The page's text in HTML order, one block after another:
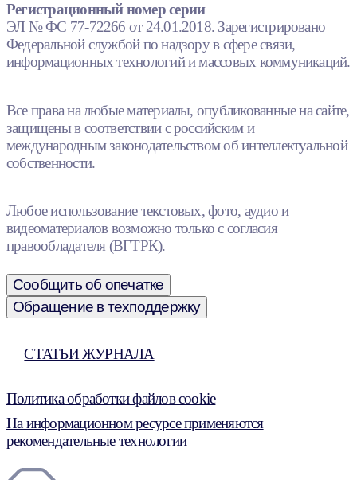
Регистрационный номер серии
ЭЛ № ФС 77-72266 от 24.01.2018. Зарегистрировано
Федеральной службой по надзору в сфере связи,
информационных технологий и массовых коммуникаций.
Все права на любые материалы, опубликованные на сайте,
защищены в соответствии с российским и
международным законодательством об интеллектуальной
собственности.
Любое использование текстовых, фото, аудио и
видеоматериалов возможно только с согласия
правообладателя (ВГТРК).
Сообщить об опечатке
Обращение в техподдержку
СТАТЬИ ЖУРНАЛА
Политика обработки файлов cookie
На информационном ресурсе применяются
рекомендательные технологии